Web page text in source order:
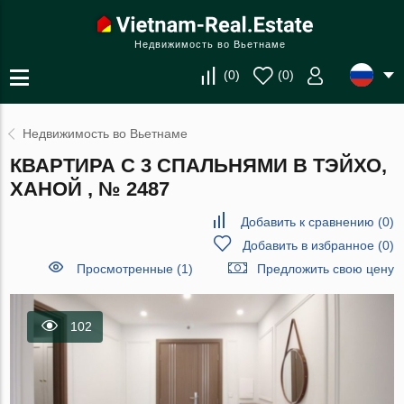
Недвижимость во Вьетнаме
(0) (0)
Недвижимость во Вьетнаме
КВАРТИРА С 3 СПАЛЬНЯМИ В ТЭЙХО,
ХАНОЙ , № 2487
Добавить к сравнению (0)
Добавить в избранное(0)
Просмотренные (1)
Предложить свою цену
102